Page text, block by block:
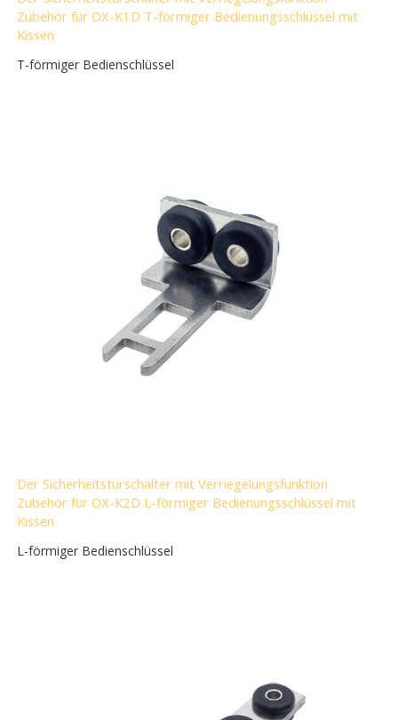
Zubehör für OX-K1D T-förmiger Bedienungsschlüssel mit
Kissen
T-förmiger Bedienschlüssel
Der Sicherheitstürschalter mit Verriegelungsfunktion
Zubehör für OX-K2D L-förmiger Bedienungsschlüssel mit
Kissen
L-förmiger Bedienschlüssel